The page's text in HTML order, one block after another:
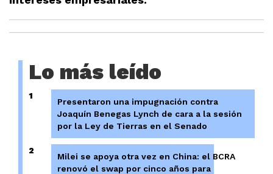
Lo más leído
1
Presentaron una impugnación contra
Joaquín Benegas Lynch de cara a la sesión
por la Ley de Tierras en el Senado
2
Milei se apoya otra vez en China: el BCRA
renovó el swap por cinco años para